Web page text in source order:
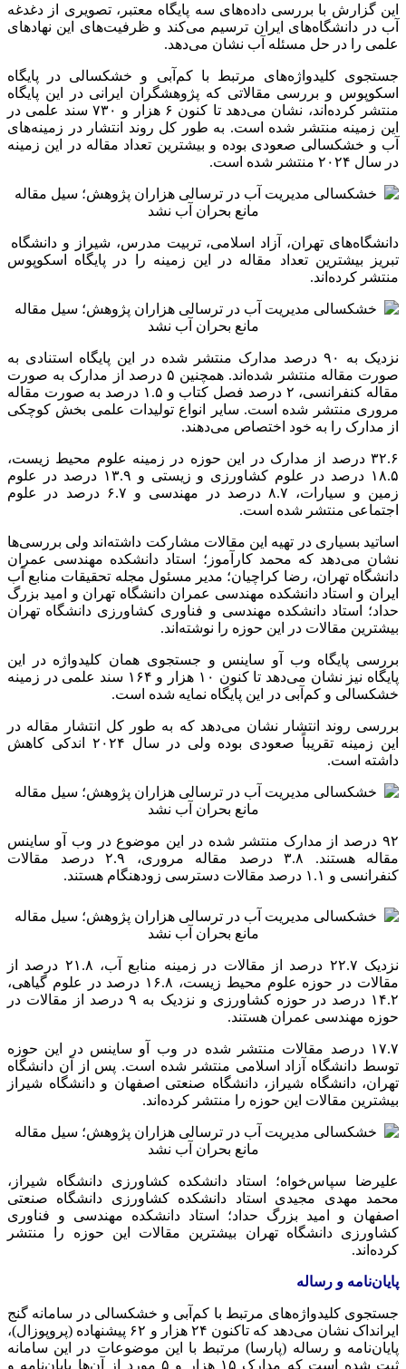
این گزارش با بررسی داده‌های سه پایگاه معتبر، تصویری از دغدغه
آب در دانشگاه‌های ایران ترسیم می‌کند و ظرفیت‌های این نهادهای
علمی را در حل مسئله آب نشان می‌دهد.
جستجوی کلیدواژه‌های مرتبط با کم‌آبی و خشکسالی در پایگاه
اسکوپوس و بررسی مقالاتی که پژوهشگران ایرانی در این پایگاه
منتشر کرده‌اند، نشان می‌دهد تا کنون ۶ هزار و ۷۳۰ سند علمی در
این زمینه منتشر شده است. به طور کل روند انتشار در زمینه‌های
آب و خشکسالی صعودی بوده و بیشترین تعداد مقاله در این زمینه
در سال ۲۰۲۴ منتشر شده است.
دانشگاه‌های تهران، آزاد اسلامی، تربیت مدرس، شیراز و دانشگاه
تبریز بیشترین تعداد مقاله در این زمینه را در پایگاه
اسکوپوس
منتشر کرده‌اند.
نزدیک به ۹۰ درصد مدارک منتشر شده در این پایگاه استنادی به
صورت مقاله منتشر شده‌اند. همچنین ۵ درصد از مدارک به صورت
مقاله کنفرانسی، ۲ درصد فصل کتاب و ۱.۵ درصد به صورت مقاله
مروری منتشر شده است. سایر انواع تولیدات علمی بخش کوچکی
از مدارک را به خود اختصاص می‌دهند.
۳۲.۶ درصد از مدارک در این حوزه در زمینه علوم محیط زیست،
۱۸.۵ درصد در علوم کشاورزی و زیستی و ۱۳.۹ درصد در علوم
زمین و سیارات، ۸.۷ درصد در مهندسی و ۶.۷ درصد در علوم
اجتماعی منتشر شده است.
اساتید بسیاری در تهیه این مقالات مشارکت داشته‌اند ولی بررسی‌ها
نشان می‌دهد که محمد کارآموز؛ استاد دانشکده مهندسی عمران
دانشگاه تهران، رضا کراچیان؛ مدیر مسئول مجله تحقیقات منابع آب
ایران و استاد دانشکده مهندسی عمران دانشگاه تهران و امید بزرگ
حداد؛ استاد دانشکده مهندسی و فناوری کشاورزی دانشگاه تهران
بیشترین مقالات در این حوزه را نوشته‌اند.
بررسی پایگاه وب آو ساینس و جستجوی همان کلیدواژه در این
پایگاه نیز نشان می‌دهد تا کنون ۱۰ هزار و ۱۶۴ سند علمی در زمینه
خشکسالی و کم‌آبی در این پایگاه نمایه شده است.
بررسی روند انتشار نشان می‌دهد که به طور کل انتشار مقاله در
این زمینه تقریباً صعودی بوده ولی در سال ۲۰۲۴ اندکی کاهش
داشته است.
۹۲ درصد از مدارک منتشر شده در این موضوع در وب آو ساینس
مقاله هستند. ۳.۸ درصد مقاله مروری، ۲.۹ درصد مقالات
کنفرانسی و ۱.۱ درصد مقالات دسترسی زودهنگام هستند.
نزدیک ۲۲.۷ درصد از مقالات در زمینه منابع آب، ۲۱.۸ درصد از
مقالات در حوزه علوم محیط زیست، ۱۶.۸ درصد در علوم گیاهی،
۱۴.۲ درصد در حوزه کشاورزی و نزدیک به ۹ درصد از مقالات در
حوزه مهندسی عمران هستند.
۱۷.۷ درصد مقالات منتشر شده در وب آو ساینس در این حوزه
توسط دانشگاه آزاد اسلامی منتشر شده است. پس از آن دانشگاه
تهران، دانشگاه شیراز، دانشگاه صنعتی اصفهان و دانشگاه شیراز
بیشترین مقالات این حوزه را منتشر کرده‌اند.
علیرضا سپاس‌خواه؛ استاد دانشکده کشاورزی دانشگاه شیراز،
محمد مهدی مجیدی استاد دانشکده کشاورزی دانشگاه صنعتی
اصفهان و امید بزرگ حداد؛ استاد دانشکده مهندسی و فناوری
کشاورزی دانشگاه تهران بیشترین مقالات این حوزه را منتشر
کرده‌اند.
پایان‌نامه و رساله
جستجوی کلیدواژه‌های مرتبط با کم‌آبی و خشکسالی در سامانه گنج
ایرانداک نشان می‌دهد که تاکنون ۲۴ هزار و ۶۲ پیشنهاده (پروپوزال)،
پایان‌نامه و رساله (پارسا) مرتبط با این موضوعات در این سامانه
ثبت شده است که مدارک ۱۵ هزار و ۵ مورد از آن‌ها پایان‌نامه و